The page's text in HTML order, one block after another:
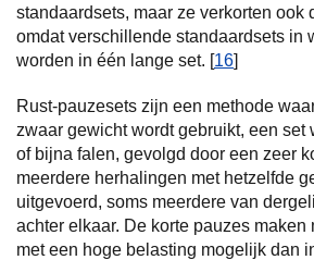
standaardsets, maar ze verkorten ook
omdat verschillende standaardsets in
worden in één lange set. [16]
Rust-pauzesets zijn een methode
zwaar gewicht wordt gebruikt, een set
of bijna falen, gevolgd door een zeer
meerdere herhalingen met hetzelfde
uitgevoerd, soms meerdere van
achter elkaar. De korte pauzes maken
met een hoge belasting mogelijk dan